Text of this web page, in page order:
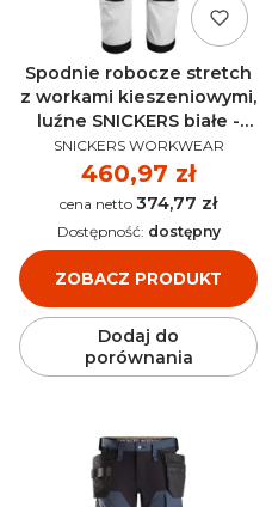
Spodnie robocze stretch
z workami kieszeniowymi,
luźne SNICKERS białe -
6251
PRODUCENT
SNICKERS WORKWEAR
Cena
460,97 zł
Cena 374,77 zł
ZOBACZ PRODUKT
Dostępność: dostępny
Dodaj do
porównania